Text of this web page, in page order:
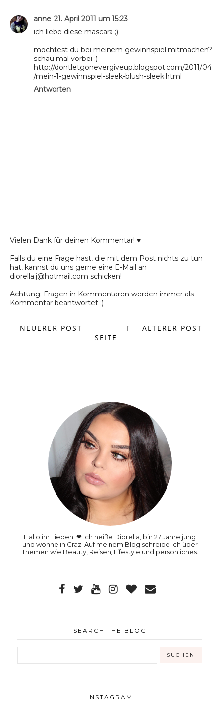
anne 21. April 2011 um 15:23
ich liebe diese mascara ;)
möchtest du bei meinem gewinnspiel mitmachen?
schau mal vorbei ;)
http://dontletgonevergiveup.blogspot.com/2011/04
/mein-1-gewinnspiel-sleek-blush-sleek.html
Antworten
Vielen Dank für deinen Kommentar! ♥
Falls du eine Frage hast, die mit dem Post nichts zu tun
hat, kannst du uns gerne eine E-Mail an
diorella.j@hotmail.com schicken!
Achtung: Fragen in Kommentaren werden immer als
Kommentar beantwortet :)
NEUERER POST ÄLTERER POST
START
SEITE
Hallo ihr Lieben! ❤ Ich heiße Diorella, bin 27 Jahre jung
und wohne in Graz. Auf meinem Blog schreibe ich über
Themen wie Beauty, Reisen, Lifestyle und persönliches.
SEARCH THE BLOG
INSTAGRAM